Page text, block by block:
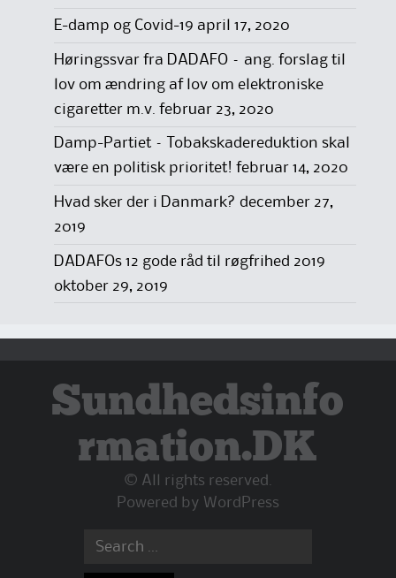
E-damp og Covid-19 april 17, 2020
Høringssvar fra DADAFO – ang. forslag til
lov om ændring af lov om elektroniske
cigaretter m.v. februar 23, 2020
Damp-Partiet – Tobakskadereduktion skal
være en politisk prioritet! februar 14, 2020
Hvad sker der i Danmark? december 27,
2019
DADAFOs 12 gode råd til røgfrihed 2019
oktober 29, 2019
Sundhedsinfo
rmation.DK
© All rights reserved.
Powered by WordPress
Search